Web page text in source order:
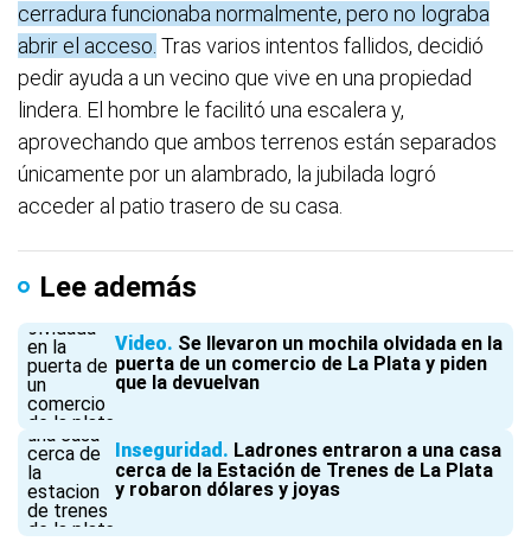
cerradura funcionaba normalmente, pero no lograba
abrir el acceso. Tras varios intentos fallidos, decidió
pedir ayuda a un vecino que vive en una propiedad
lindera. El hombre le facilitó una escalera y,
aprovechando que ambos terrenos están separados
únicamente por un alambrado, la jubilada logró
acceder al patio trasero de su casa.
Lee además
Video Se llevaron un mochila olvidada en la
puerta de un comercio de La Plata y piden
que la devuelvan
Inseguridad
Ladrones entraron a una casa
cerca de la Estación de Trenes de La Plata
y robaron dólares y joyas